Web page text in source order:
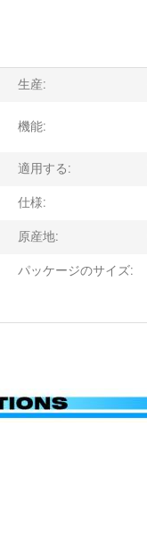
生産:
機能:
適用する:
仕様:
原産地:
パッケージのサイズ: